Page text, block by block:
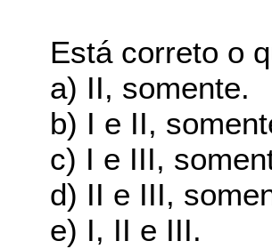
Está correto o
a) II, somente.
b) I e II,
c) I e III,
d) II e III,
e) I, II e III.